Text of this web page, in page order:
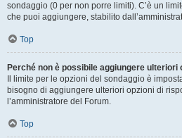
sondaggio (0 per non porre limiti). C’è un
che puoi aggiungere, stabilito
Top
Perché non è possibile aggiungere ulteriori
Il limite per le opzioni del sondaggio è
bisogno di aggiungere ulteriori opzioni di
l’amministratore del Forum.
Top